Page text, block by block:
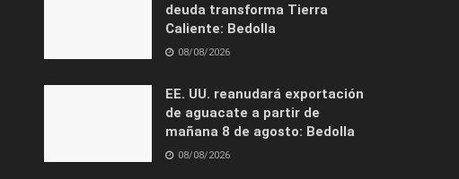
deuda transforma Tierra
Caliente: Bedolla
08/08/2026
EE. UU. reanudará exportación
de aguacate a partir de
mañana 8 de agosto: Bedolla
08/08/2026